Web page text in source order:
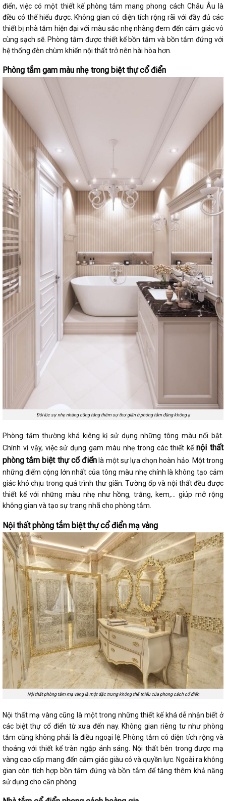
điển, việc có một thiết kế phòng tắm mang phong cách Châu Âu là
điều có thể hiểu được. Không gian có diện tích rộng rãi với đầy đủ các
thiết bị nhà tắm hiện đại với màu sắc nhẹ nhàng đem đến cảm giác vô
cùng sạch sẽ. Phòng tắm được thiết kế bồn tắm và bồn tắm đứng với
hệ thống đèn chùm khiến nội thất trở nên hài hòa hơn.
Phòng tắm gam màu nhẹ trong biệt thự cổ điển
Đôi lúc sự nhẹ nhàng cũng tăng thêm sự thư giãn ở phòng tắm đúng không ạ
Phòng tắm thường khá kiêng kị sử dụng những tông màu nổi bật.
Chính vì vậy, việc sử dụng gam màu nhẹ trong các thiết kếnội thất
phòng tắm biệt thự cổ điển là một sự lựa chọn hoàn hảo. Một trong
những điểm cộng lớn nhất của tông màu nhẹ chính là không tạo cảm
giác khó chịu trong quá trình thư giãn. Tường ốp và nội thất đều được
thiết kế với những màu nhẹ như hồng, trắng, kem,… giúp mở rộng
không gian và tạo sự trang nhã cho phòng tắm.
Nội thất phòng tắm biệt thự cổ điển mạ vàng
Nội thất phòng tắm mạ vàng là một đặc trưng không thể thiếu của phong cách cổ điển
Nội thất mạ vàng cũng là một trong những thiết kế khá dễ nhận biết ở
các biệt thự cổ điển từ xưa đến nay. Không gian riêng tư như phòng
tắm cũng không phải là điều ngoại lệ. Phòng tắm có diện tích rộng và
thoáng với thiết kế tràn ngập ánh sáng. Nội thất bên trong được mạ
vàng cao cấp mang đến cảm giác giàu có và quyền lực. Ngoài ra không
gian còn tích hợp bồn tắm đứng và bồn tắm để tăng thêm khả năng
sử dụng cho căn phòng.